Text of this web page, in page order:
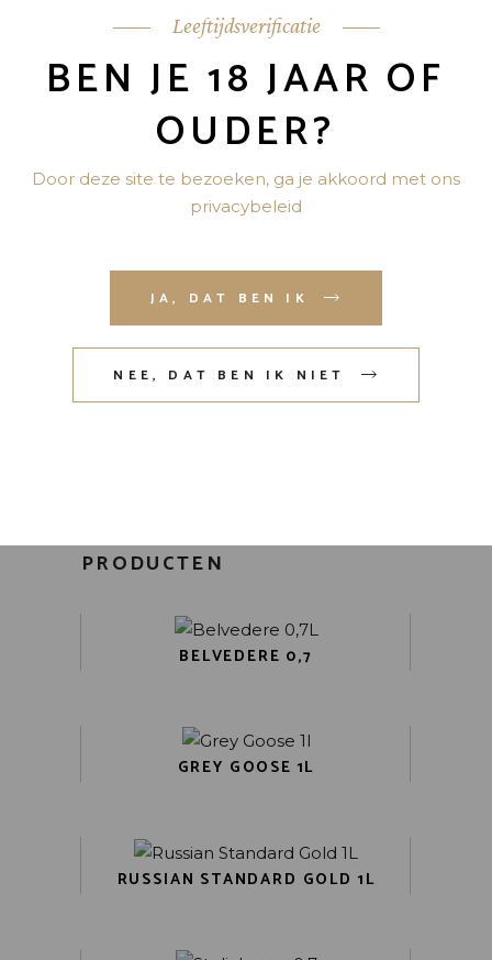
Leeftijdsverificatie
BEN JE 18 JAAR OF
OUDER?
Door deze site te bezoeken, ga je akkoord met ons
privacybeleid
JA, DAT BEN IK
NEE, DAT BEN IK NIET
Mijn naam, e-mail en site opslaan in
deze browser voor de volgende
keer wanneer ik een reactie plaats.
GERELATEERDE
PRODUCTEN
BELVEDERE 0,7
GREY GOOSE 1L
RUSSIAN STANDARD GOLD 1L